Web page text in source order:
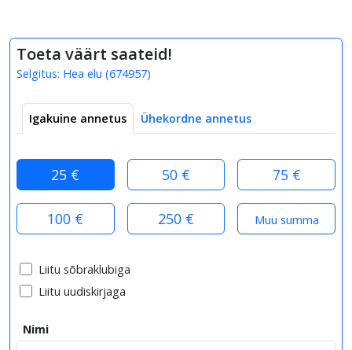
Toeta väärt saateid!
Selgitus: Hea elu (674957)
Igakuine annetus Ühekordne annetus
25 € 50 € 75 €
100 € 250 €
Liitu sõbraklubiga
Liitu uudiskirjaga
Nimi